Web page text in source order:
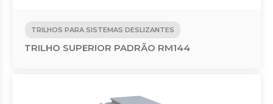
TRILHOS PARA SISTEMAS DESLIZANTES
TRILHO SUPERIOR PADRÃO RM144